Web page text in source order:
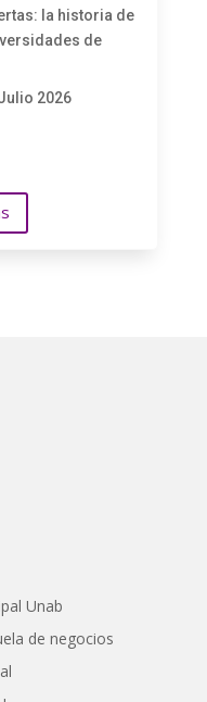
la historia de
de
2026
Unab
de negocios